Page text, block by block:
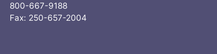
800-667-9188
Fax: 250-657-2004